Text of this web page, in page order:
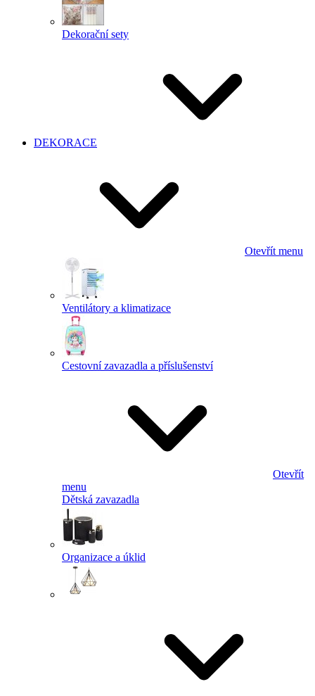
Dekorační sety
DEKORACE
Otevřít menu
Ventilátory a klimatizace
Cestovní zavazadla a příslušenství
Otevřít
menu
Dětská zavazadla
Organizace a úklid